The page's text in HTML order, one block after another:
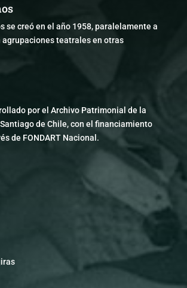
se creó en el año 1958, paralelamente a
agrupaciones teatrales en otras
por el Archivo Patrimonial de la
de Chile, con el financiamiento
de FONDART Nacional.